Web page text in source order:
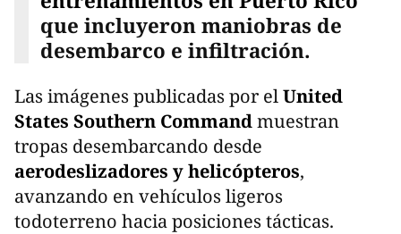
que incluyeron maniobras de
desembarco e infiltración.
Las imágenes publicadas por elUnited
States Southern Commandmuestran
tropas desembarcando desde
aerodeslizadores y helicópteros,
avanzando en vehículos ligeros
todoterreno hacia posiciones tácticas.